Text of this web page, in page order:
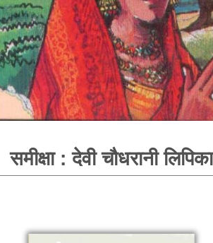
समीक्षा : देवी चौधरानी लिपिका